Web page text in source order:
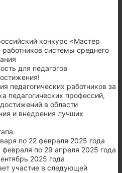
конкурс «Мастер
работников системы среднего
для педагогов
педагогических работников за
педагогических профессий,
в области
и внедрения лучших
по 22 февраля 2025 года
февраля по 29 апреля 2025 года
2025 года
участие в следующей